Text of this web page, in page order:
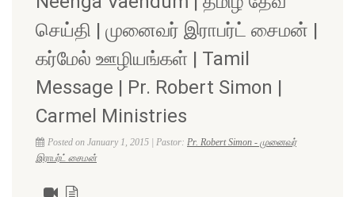
செய்தி | முனைவர் இராபர்ட் சைமன் |
கர்மேல் ஊழியங்கள் | Tamil
Message | Pr. Robert Simon |
Carmel Ministries
Posted on January 1, 2015 | Pastor: Pr. Robert Simon - முனைவர்
இராபர்ட் சைமன்